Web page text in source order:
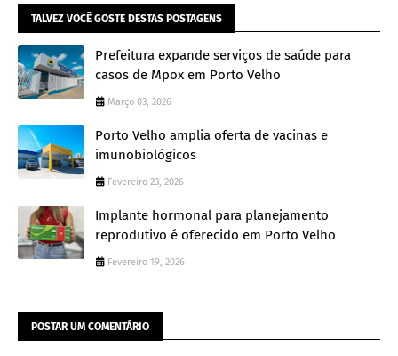
TALVEZ VOCÊ GOSTE DESTAS POSTAGENS
Prefeitura expande serviços de saúde para
casos de Mpox em Porto Velho
Março 03, 2026
Porto Velho amplia oferta de vacinas e
imunobiológicos
Fevereiro 23, 2026
Implante hormonal para planejamento
reprodutivo é oferecido em Porto Velho
Fevereiro 19, 2026
POSTAR UM COMENTÁRIO